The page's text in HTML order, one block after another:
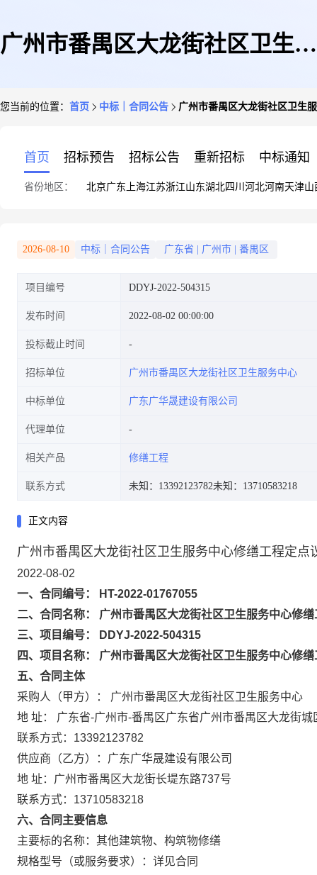
广州市番禺区大龙街社区卫生服
您当前的位置： 首页 中标｜合同公告 广州市番禺区大龙街社区卫生
首页 招标预告 招标公告 重新招标 中标通知
省份地区： 北京广东 上海江苏浙江山东湖北四川 河北河南天津山
2026-08-10 中标｜合同公告 广东省 广州市 番禺区
项目编号 DDYJ-2022-504315
发布时间 2022-08-02 00:00:00
投标截止时间
招标单位 广州市番禺区大龙街社区卫生服务中心
中标单位 广东广华晟建设有限公司
代理单位
相关产品 修缮工程
联系方式 未知：13392123782未知：13710583218
正文内容
广州市番禺区大龙街社区卫生服务中心修缮工程定点
2022-08-02
一、合同编号： HT-2022-01767055
二、合同名称： 广州市番禺区大龙街社区卫生服务中心修
三、项目编号： DDYJ-2022-504315
四、项目名称： 广州市番禺区大龙街社区卫生服务中心修
五、合同主体
采购人（甲方）： 广州市番禺区大龙街社区卫生服务中心
地 址： 广东省-广州市-番禺区广东省广州市番禺区大龙街
联系方式：13392123782
供应商（乙方）：广东广华晟建设有限公司
地 址：广州市番禺区大龙街长堤东路737号
联系方式：13710583218
六、合同主要信息
主要标的名称：其他建筑物、构筑物修缮
规格型号（或服务要求）：详见合同